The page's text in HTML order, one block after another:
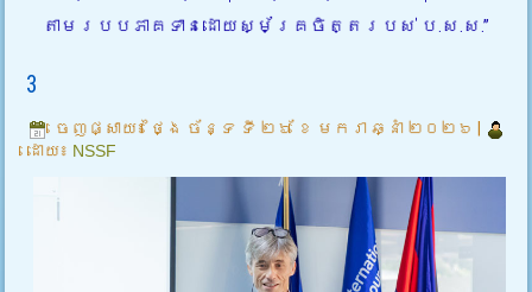
តាមរបបភាគទានដោយស្ម័គ្រចិត្តរបស់ ប.ស.ស.”
3
ចេញផ្សាយ៖ ថ្ងៃ ច័ន្ទ ទី ២៦ ខែ មករា ឆ្នាំ ២០២៦
ដោយ៖ NSSF